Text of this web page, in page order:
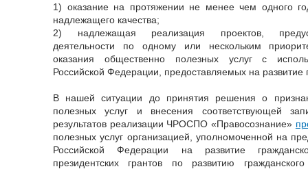
1) оказание на протяжении не менее чем одного
надлежащего качества;
2) надлежащая реализация проектов,
деятельности по одному или нескольким
оказания общественно полезных услуг с
Российской Федерации, предоставляемых на развитие
В нашей ситуации до принятия решения о
полезных услуг и внесения соответствующей
результатов реализации ЧРОСПО «Правосознание»
полезных услуг организацией, уполномоченной на
Российской Федерации на развитие
президентских грантов по развитию